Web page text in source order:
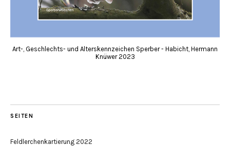
Art-, Geschlechts- und Alterskennzeichen Sperber - Habicht, Hermann
Knüwer 2023
SEITEN
Feldlerchenkartierung 2022